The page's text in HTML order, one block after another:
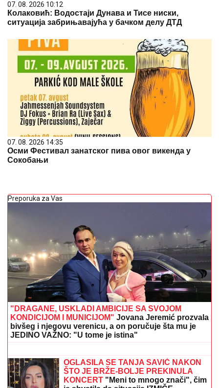
07. 08. 2026 10:12
Колаковић: Водостаји Дунава и Тисе ниски,
ситуација забрињавајућа у бачком делу ДТД
07. 08. 2026 14:35
Осми Фестивал занатског пива овог викенда у
Сокобањи
Preporuka za Vas
"DRAGANE, USKLADI AMBICIJE SA SVOJOM
KONDICIJOM I MUNICIJOM" Jovana Jeremić prozvala
bivšeg i njegovu verenicu, a on poručuje šta mu je
JEDINO VAŽNO: "U tome je istina"
OTERAM U DOM ZA MAJKE SA
DECOM KOJE NEMAJU ZA ŽIVOT" U
jeku pretnji ženi Slobe Radanovića,
Ana Nikolić se oglasila: "Ne govori